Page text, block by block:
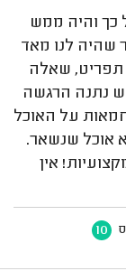
כך והיה ממש
שהיה לנו מאד
תפריט, שאלה
נתנה הרגשה
על האוכל
אוכל שנשאר.
אין
10